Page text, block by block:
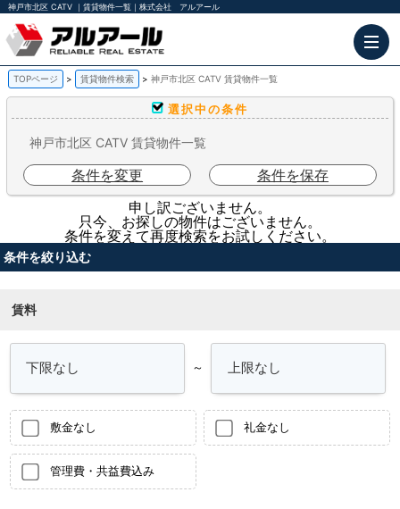
神戸市北区 CATV ｜賃貸物件一覧｜株式会社 アルアール
TOPページ 賃貸物件検索 神戸市北区 CATV 賃貸物件一覧
選択中の条件
神戸市北区 CATV 賃貸物件一覧
条件を変更
条件を保存
申し訳ございません。
只今、お探しの物件はございません。
条件を変えて再度検索をお試しください。
条件を絞り込む
賃料
～
敷金なし 礼金なし
管理費・共益費込み